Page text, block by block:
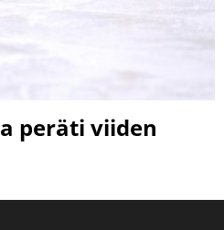
peräti viiden